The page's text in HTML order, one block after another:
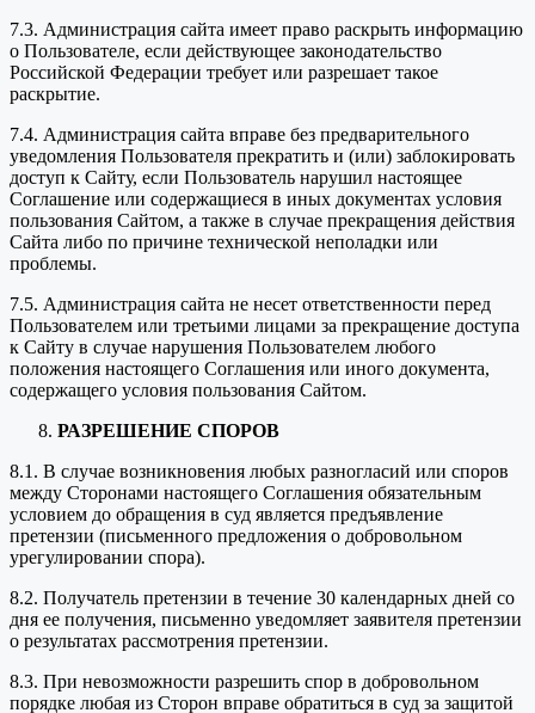
7.3. Администрация сайта имеет право раскрыть информацию
о Пользователе, если действующее законодательство
Российской Федерации требует или разрешает такое
раскрытие.
7.4. Администрация сайта вправе без предварительного
уведомления Пользователя прекратить и (или) заблокировать
доступ к Сайту, если Пользователь нарушил настоящее
Соглашение или содержащиеся в иных документах условия
пользования Сайтом, а также в случае прекращения действия
Сайта либо по причине технической неполадки или
проблемы.
7.5. Администрация сайта не несет ответственности перед
Пользователем или третьими лицами за прекращение доступа
к Сайту в случае нарушения Пользователем любого
положения настоящего Соглашения или иного документа,
содержащего условия пользования Сайтом.
РАЗРЕШЕНИЕ СПОРОВ
8.1. В случае возникновения любых разногласий или споров
между Сторонами настоящего Соглашения обязательным
условием до обращения в суд является предъявление
претензии (письменного предложения о добровольном
урегулировании спора).
8.2. Получатель претензии в течение 30 календарных дней со
дня ее получения, письменно уведомляет заявителя претензии
о результатах рассмотрения претензии.
8.3. При невозможности разрешить спор в добровольном
порядке любая из Сторон вправе обратиться в суд за защитой